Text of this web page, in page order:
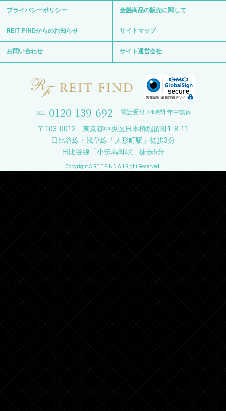
プライバシーポリシー 金融商品の販売に関して
REIT FINDからのお知らせ サイトマップ
お問い合わせ サイト運営会社
0120-139-692 電話受付 24時間 年中無休
〒103-0012 東京都中央区日本橋堀留町1-8-11
日比谷線・浅草線「人形町駅」徒歩3分
日比谷線「小伝馬町駅」徒歩6分
Copyright © REIT FIND All Right Reserved.